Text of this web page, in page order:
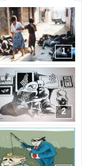
1
2